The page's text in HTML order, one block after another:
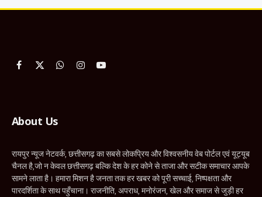
Facebook
X
WhatsApp
InstagramYouTube
About Us
रायपुर न्यूज नेटवर्क, छत्तीसगढ़ का सबसे लोकप्रिय और विश्वसनीय वेब पोर्टल एवं यूट्यूब
चैनल है,जो न केवल छत्तीसगढ़ बल्कि देश के हर कोने से ताजा और सटीक समाचार आपके
सामने लाता है। हमारा मिशन है जनता तक हर खबर को पूरी सच्चाई, निष्पक्षता और
पारदर्शिता के साथ पहुँचाना। राजनीति, अपराध, मनोरंजन, खेल और समाज से जुड़ी हर